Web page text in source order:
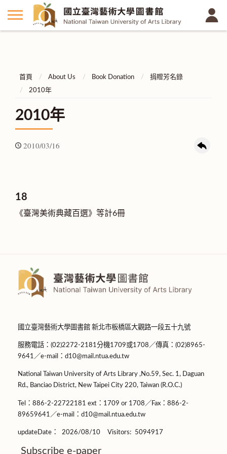
首頁 About Us Book Donation
捐贈芳名錄
2010年
2010年
2010/03/16
18
《臺灣美術典藏百選》等計6冊
國立臺灣藝術大學圖書館 新北市板橋區大觀路一段五十九號
服務電話：(02)2272-2181分機1709或1708／傳真：(02)8965-
9641／e-mail：d10@mail.ntua.edu.tw
National Taiwan University of Arts Library ,No.59, Sec. 1, Daguan
Rd., Banciao District, New Taipei City 220, Taiwan (R.O.C.)
Tel：886-2-22722181 ext：1709 or 1708／Fax：886-2-
89659641／e-mail：d10@mail.ntua.edu.tw
updateDate： 2026/08/10 Visitors: 5094917
Subscribe e-paper